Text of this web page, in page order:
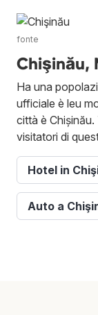
fonte
Chişinău,
Ha una
ufficiale è leu
città è
visitatori di
Hotel in
Auto a